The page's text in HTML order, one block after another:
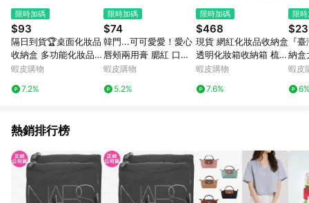
當下LINE購物所設定的回饋機制為準。 《8》LINE購物為購物資
訊整合性平台，商品資料更新會有時間差，如顯示之商品規格、
顏色、價位、贈品與PChome 24h購物銷售網頁不符，以銷售網
頁標示為準！
限時加碼
$93
隔日到貨🏆桌面化妝品
收納盒 多功能化妝品收
納盒 學生宿舍書桌護膚
物架 大容量置物架 防
蝦皮購物
7.2%
限時加碼
$74
韓門...可可愛愛！愛心
唇頰兩用膏 腮紅 口紅
腮紅膏 單色腮紅 高顏
紅 唇泥 顯白嫩妹腮紅L
蝦皮購物
5.2%
限時加碼
$468
現貨 網紅化妝品收納盒
透明化妝箱收納箱 梳妝
盒 抖音 保養品 防塵收
妝箱 居家生活
蝦皮購物
7.6%
限
『
納盒
膚品
選
蝦皮
熱銷排行榜